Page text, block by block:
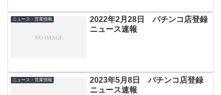
ニュース・営業情報
2022年2月28日 パチンコ店登録
ニュース速報
ニュース・営業情報
2023年5月8日 パチンコ店登録
ニュース速報